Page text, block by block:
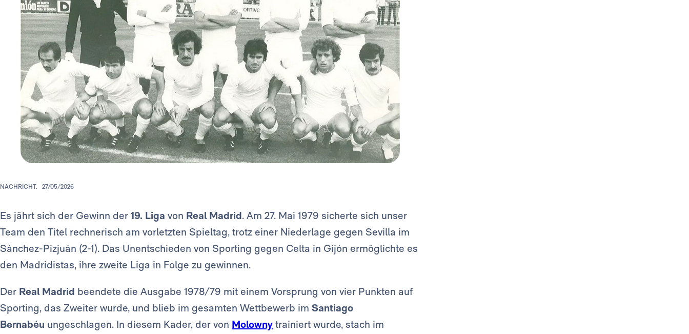
NACHRICHT. 27/05/2026
Es jährt sich der Gewinn der 19. Liga von Real Madrid. Am 27. Mai 1979 sicherte sich unser
Team den Titel rechnerisch am vorletzten Spieltag, trotz einer Niederlage gegen Sevilla im
Sánchez-Pizjuán (2-1). Das Unentschieden von Sporting gegen Celta in Gijón ermöglichte es
den Madridistas, ihre zweite Liga in Folge zu gewinnen.
Der Real Madrid beendete die Ausgabe 1978/79 mit einem Vorsprung von vier Punkten auf
Sporting, das Zweiter wurde, und blieb im gesamten Wettbewerb im Santiago
Bernabéu ungeschlagen. In diesem Kader, der von Molowny trainiert wurde, stach im